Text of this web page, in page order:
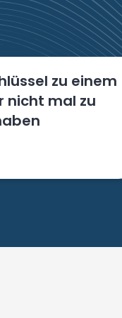
zu einem
nicht mal zu